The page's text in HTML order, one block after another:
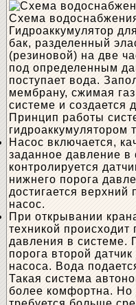
Схема
Гидроаккумулятор
бак, разделенный
(резиновой) на две
под определенным
поступает вода.
мембрану, сжимая
системе и создается
Принцип работы
гидроаккумулятором
Насос включается,
заданное давление в
контролируется
нижнего порога
достигается верхний
насос.
При открывании
техникой
давления в системе.
порога второй
насоса. Вода
Такая система
более комфортна. Но